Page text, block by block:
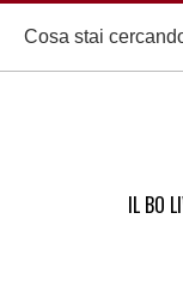
IL BO